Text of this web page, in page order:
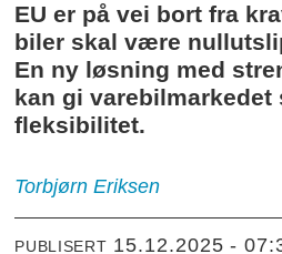
EU er på vei bort fra
biler skal være
En ny løsning med
kan gi varebilmarkedet
fleksibilitet.
Torbjørn Eriksen
PUBLISERT 15.12.2025 -